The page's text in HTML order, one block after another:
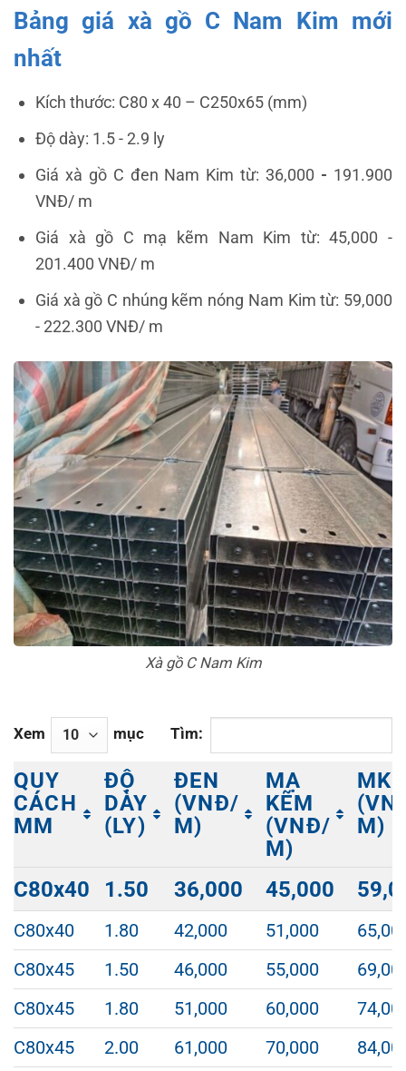
Bảng giá xà gồ C Nam Kim mới
nhất
Kích thước: C80 x 40 – C250x65(mm)
Độ dày: 1.5 - 2.9 ly
Giá xà gồ C đen Nam Kim từ: 36,000 - 191.900
VNĐ/ m
Giá xà gồ C mạ kẽm Nam Kim từ: 45,000 -
201.400 VNĐ/ m
Giá xà gồ C nhúng kẽm nóng Nam Kim từ: 59,000
- 222.300 VNĐ/ m
Xà gồ C Nam Kim
Xem mục Tìm:
QUY
CÁCH
MM
ĐỘ
DÀY
(LY)
ĐEN
(VNĐ/
M)
MẠ
KẼM
(VNĐ/
M)
M)
QUY
CÁCH
MM
ĐỘ
DÀY
(LY)
ĐEN
(VNĐ/
M)
MẠ
KẼM
(VNĐ/
M)
M)
C80x40 1.50 36,000 45,000
C80x40 1.80 42,000 51,000
C80x45
1.50 46,000 55,000
C80x45
1.80 51,000 60,000
C80x45
2.00 61,000 70,000